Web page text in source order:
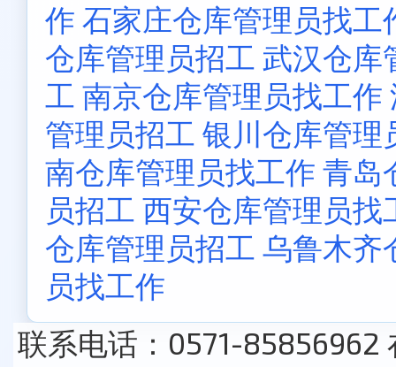
作 石家庄仓库管理员找工
仓库管理员招工 武汉仓库
工 南京仓库管理员找工作
管理员招工 银川仓库管理
南仓库管理员找工作 青岛
员招工 西安仓库管理员找
仓库管理员招工 乌鲁木齐
员找工作
联系电话：0571-85856962